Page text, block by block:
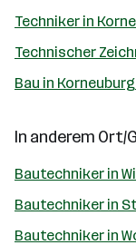
Techniker in
Technischer
Bau in
In anderem Ort/
Bautechniker in
Bautechniker in
Bautechniker in